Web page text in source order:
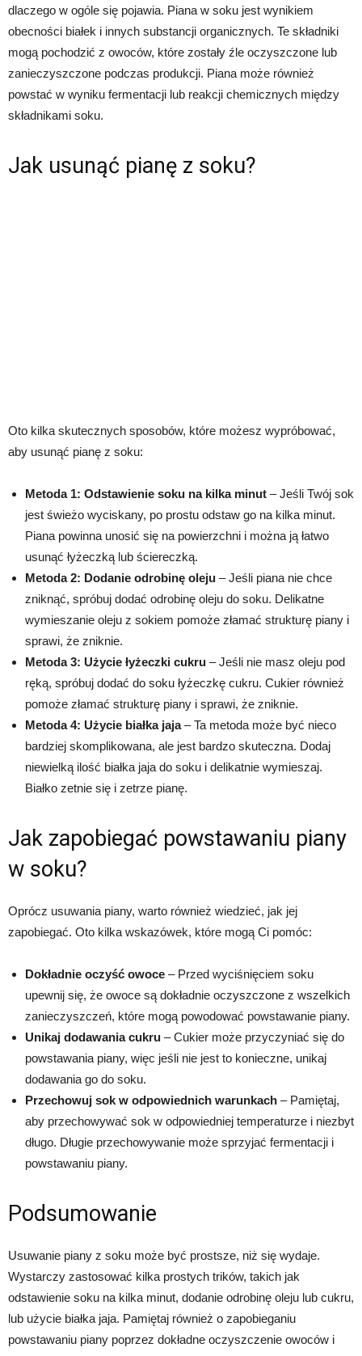
dlaczego w ogóle się pojawia. Piana w soku jest wynikiem
obecności białek i innych substancji organicznych. Te składniki
mogą pochodzić z owoców, które zostały źle oczyszczone lub
zanieczyszczone podczas produkcji. Piana może również
powstać w wyniku fermentacji lub reakcji chemicznych między
składnikami soku.
Jak usunąć pianę z soku?
Oto kilka skutecznych sposobów, które możesz wypróbować,
aby usunąć pianę z soku:
Metoda 1: Odstawienie soku na kilka minut – Jeśli Twój sok
jest świeżo wyciskany, po prostu odstaw go na kilka minut.
Piana powinna unosić się na powierzchni i można ją łatwo
usunąć łyżeczką lub ściereczką.
Metoda 2: Dodanie odrobinę oleju – Jeśli piana nie chce
zniknąć, spróbuj dodać odrobinę oleju do soku. Delikatne
wymieszanie oleju z sokiem pomoże złamać strukturę piany i
sprawi, że zniknie.
Metoda 3: Użycie łyżeczki cukru – Jeśli nie masz oleju pod
ręką, spróbuj dodać do soku łyżeczkę cukru. Cukier również
pomoże złamać strukturę piany i sprawi, że zniknie.
Metoda 4: Użycie białka jaja– Ta metoda może być nieco
bardziej skomplikowana, ale jest bardzo skuteczna. Dodaj
niewielką ilość białka jaja do soku i delikatnie wymieszaj.
Białko zetnie się i zetrze pianę.
Jak zapobiegać powstawaniu piany
w soku?
Oprócz usuwania piany, warto również wiedzieć, jak jej
zapobiegać. Oto kilka wskazówek, które mogą Ci pomóc:
Dokładnie oczyść owoce – Przed wyciśnięciem soku
upewnij się, że owoce są dokładnie oczyszczone z wszelkich
zanieczyszczeń, które mogą powodować powstawanie piany.
Unikaj dodawania cukru – Cukier może przyczyniać się do
powstawania piany, więc jeśli nie jest to konieczne, unikaj
dodawania go do soku.
Przechowuj sok w odpowiednich warunkach – Pamiętaj,
aby przechowywać sok w odpowiedniej temperaturze i niezbyt
długo. Długie przechowywanie może sprzyjać fermentacji i
powstawaniu piany.
Podsumowanie
Usuwanie piany z soku może być prostsze, niż się wydaje.
Wystarczy zastosować kilka prostych trików, takich jak
odstawienie soku na kilka minut, dodanie odrobinę oleju lub cukru,
lub użycie białka jaja. Pamiętaj również o zapobieganiu
powstawaniu piany poprzez dokładne oczyszczenie owoców i